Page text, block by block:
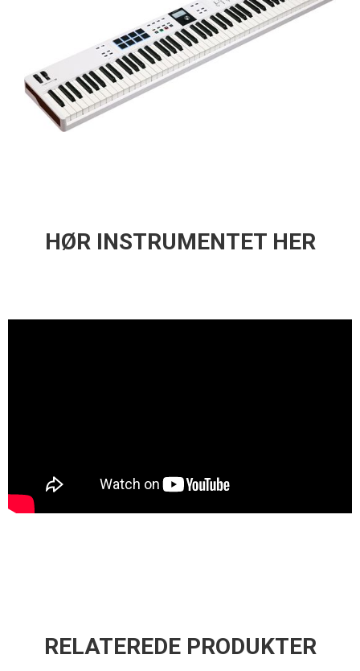
HØR INSTRUMENTET HER
RELATEREDE PRODUKTER